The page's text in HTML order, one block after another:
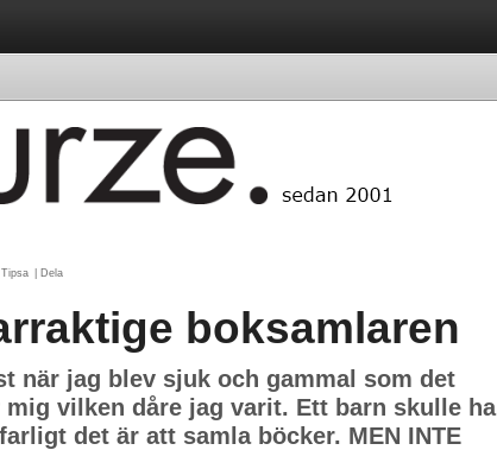
Tipsa Dela
boksamlaren
när jag blev sjuk och gammal som det
vilken dåre jag varit. Ett barn skulle ha
det är att samla böcker. MEN INTE